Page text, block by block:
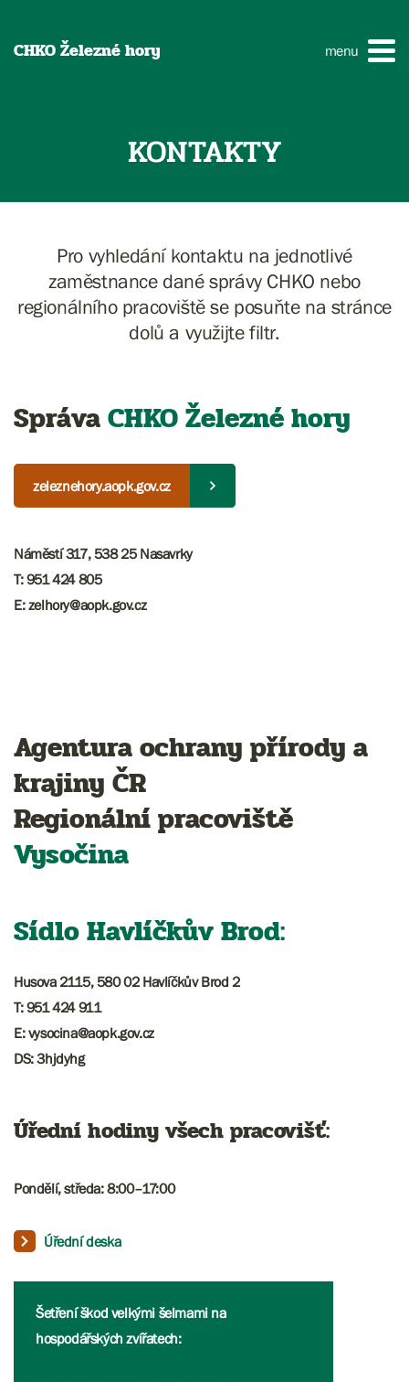
CHKO Železné hory menu
KONTAKTY
Pro vyhledání kontaktu na jednotlivé
zaměstnance dané správy CHKO nebo
regionálního pracoviště se posuňte na stránce
dolů a využijte filtr.
SprávaCHKO Železné hory
zeleznehory.aopk.gov.cz
Náměstí 317, 538 25 Nasavrky
T: 951 424 805
E: zelhory@aopk.gov.cz
Agentura ochrany přírody a
krajiny ČR
Regionální pracoviště
Vysočina
Sídlo Havlíčkův Brod:
Husova 2115, 580 02 Havlíčkův Brod 2
T: 951 424 911
E: vysocina@aopk.gov.cz
DS: 3hjdyhg
Úřední hodiny všech pracovišť:
Pondělí, středa: 8:00–17:00
Úřední deska
Šetření škod velkými šelmami na
hospodářských zvířatech: